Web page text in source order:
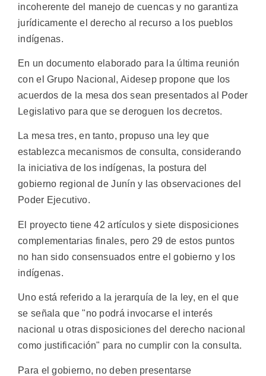
incoherente del manejo de cuencas y no garantiza
jurídicamente el derecho al recurso a los pueblos
indígenas.
En un documento elaborado para la última reunión
con el Grupo Nacional, Aidesep propone que los
acuerdos de la mesa dos sean presentados al Poder
Legislativo para que se deroguen los decretos.
La mesa tres, en tanto, propuso una ley que
establezca mecanismos de consulta, considerando
la iniciativa de los indígenas, la postura del
gobierno regional de Junín y las observaciones del
Poder Ejecutivo.
El proyecto tiene 42 artículos y siete disposiciones
complementarias finales, pero 29 de estos puntos
no han sido consensuados entre el gobierno y los
indígenas.
Uno está referido a la jerarquía de la ley, en el que
se señala que "no podrá invocarse el interés
nacional u otras disposiciones del derecho nacional
como justificación" para no cumplir con la consulta.
Para el gobierno, no deben presentarse